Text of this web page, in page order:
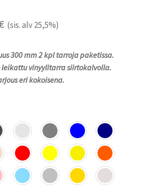
Hintaluokka:
-
14,90 €
(sis. alv 25,5%)
300 mm 2 kpl tarroja paketissa.
leikattu vinyylitarra siirtokalvolla.
eri kokoisena.